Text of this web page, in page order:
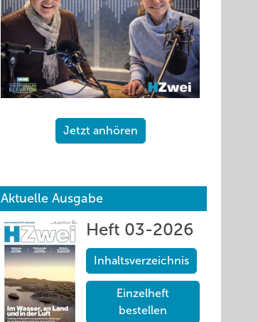
Jetzt anhören
Aktuelle Ausgabe
Heft 03-2026
Inhaltsverzeichnis
Einzelheft
bestellen